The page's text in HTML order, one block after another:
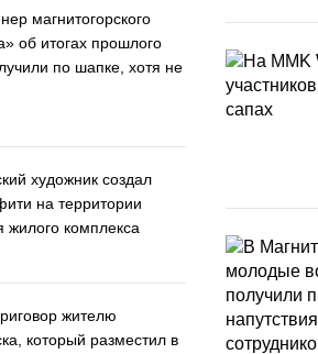
магнитогорского
об итогах прошлого
по шапке, хотя не
художник создал
на территории
жилого комплекса
жителю
который разместил в